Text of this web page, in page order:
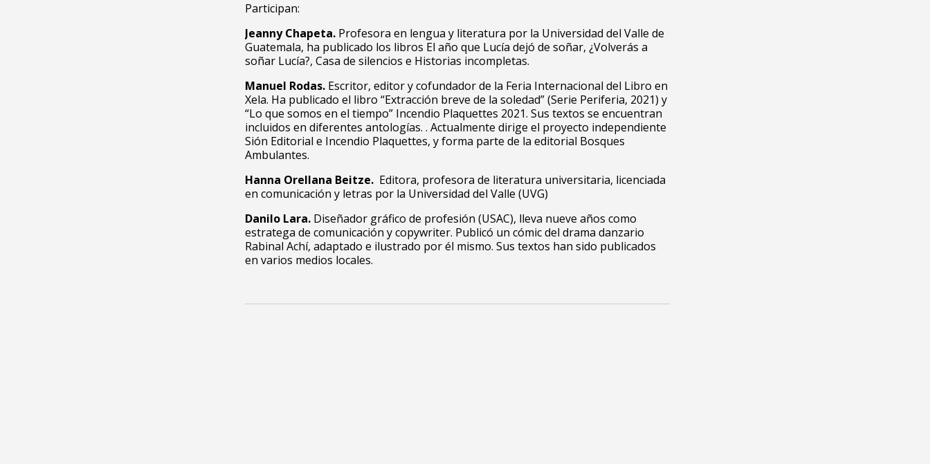
Participan:
Jeanny Chapeta. Profesora en lengua y literatura por la Universidad del Valle de
Guatemala, ha publicado los libros El año que Lucía dejó de soñar, ¿Volverás a
soñar Lucía?, Casa de silencios e Historias incompletas.
Manuel Rodas. Escritor, editor y cofundador de la Feria Internacional del Libro en
Xela. Ha publicado el libro “Extracción breve de la soledad” (Serie Periferia, 2021) y
“Lo que somos en el tiempo” Incendio Plaquettes 2021. Sus textos se encuentran
incluidos en diferentes antologías. . Actualmente dirige el proyecto independiente
Sión Editorial e Incendio Plaquettes, y forma parte de la editorial Bosques
Ambulantes.
Hanna Orellana Beitze. Editora, profesora de literatura universitaria, licenciada
en comunicación y letras por la Universidad del Valle (UVG)
Danilo Lara. Diseñador gráfico de profesión (USAC), lleva nueve años como
estratega de comunicación y copywriter. Publicó un cómic del drama danzario
Rabinal Achí, adaptado e ilustrado por él mismo. Sus textos han sido publicados
en varios medios locales.